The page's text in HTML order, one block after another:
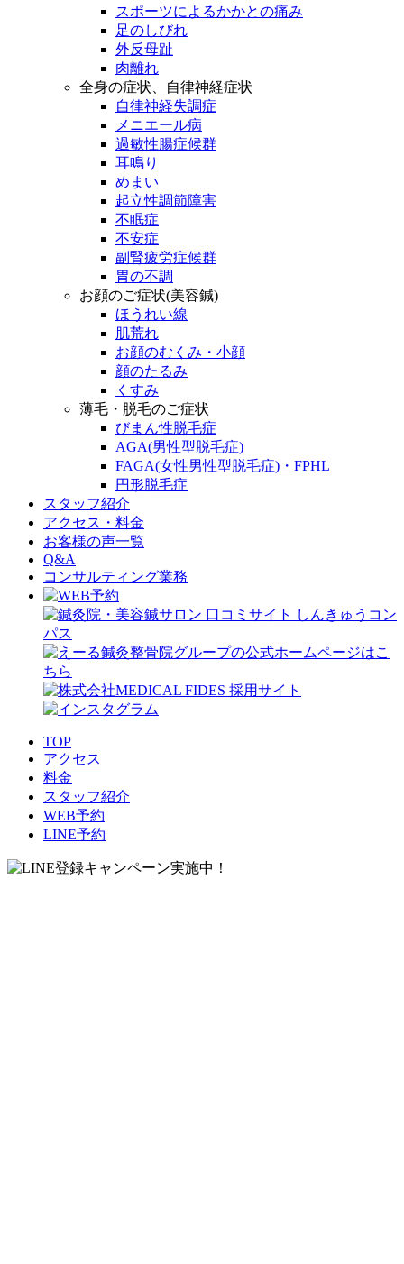
スポーツによるかかとの痛み
足のしびれ
外反母趾
肉離れ
全身の症状、自律神経症状
自律神経失調症
メニエール病
過敏性腸症候群
耳鳴り
めまい
起立性調節障害
不眠症
不安症
副腎疲労症候群
胃の不調
お顔のご症状(美容鍼)
ほうれい線
肌荒れ
お顔のむくみ・小顔
顔のたるみ
くすみ
薄毛・脱毛のご症状
びまん性脱毛症
AGA(男性型脱毛症)
FAGA(女性男性型脱毛症)・FPHL
円形脱毛症
スタッフ紹介
アクセス・料金
お客様の声一覧
Q&A
コンサルティング業務
TOP
アクセス
料金
スタッフ紹介
WEB予約
LINE予約